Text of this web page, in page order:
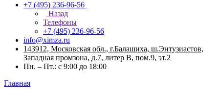
+7 (495) 236-96-56
Назад
Телефоны
+7 (495) 236-96-56
info@ximza.ru
143912, Московская обл., г.Балашиха, ш.Энтузиастов,
Западная промзона, д.7, литер В, пом.9, эт.2
Пн. – Пт.: с 9:00 до 18:00
Главная